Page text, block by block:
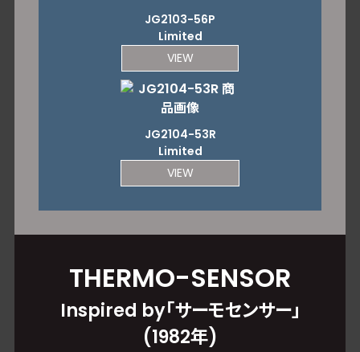
JG2103-56P
Limited
VIEW
JG2104-53R
Limited
VIEW
THERMO-SENSOR
Inspired by「サーモセンサー」
(1982年)